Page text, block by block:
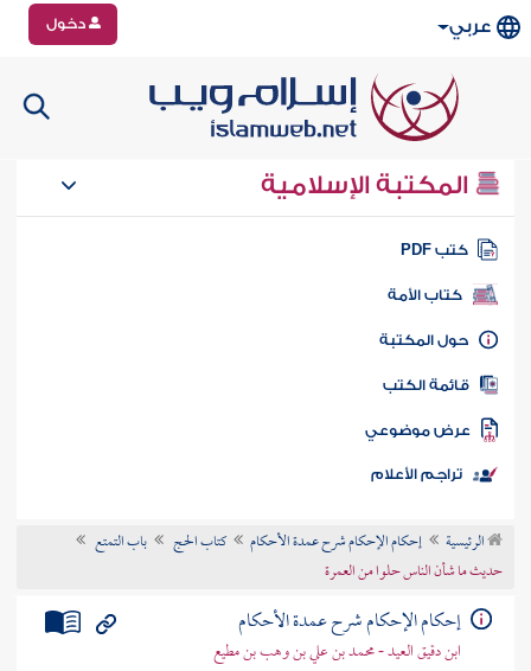
عربي دخول
المكتبة الإسلامية
كتب PDF
كتاب الأمة
المكتبة
الكتب
موضوعي
تراجم الأعلام
الرئيسية إحكام الإحكام شرح عمدة الأحكام كتاب الحج
باب التمتع
حديث ما شأن الناس حلوا من العمرة
إحكام الإحكام شرح عمدة الأحكام
ابن دقيق العيد - محمد بن علي بن وهب بن مطيع